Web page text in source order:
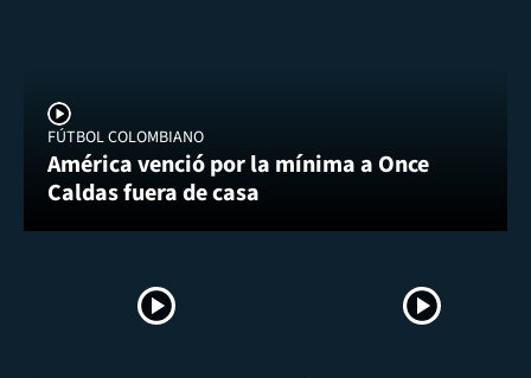
FÚTBOL COLOMBIANO
América venció por la mínima a Once
Caldas fuera de casa